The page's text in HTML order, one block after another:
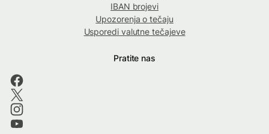
IBAN brojevi
Upozorenja o tečaju
Usporedi valutne tečajeve
Pratite nas